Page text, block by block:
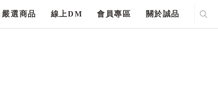
嚴選商品 線上DM 會員專區 關於誠品